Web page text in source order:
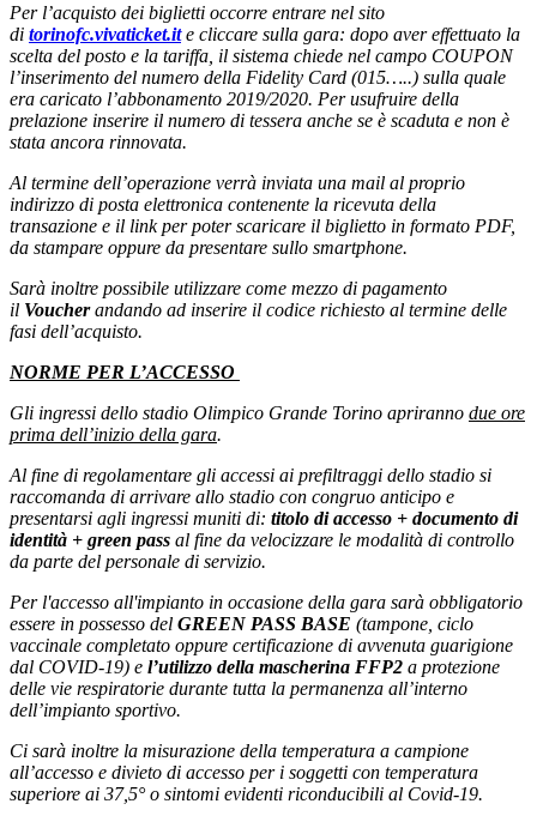
Per l’acquisto dei biglietti occorre entrare nel sito
di torinofc.vivaticket.ite cliccare sulla gara: dopo aver effettuato la
scelta del posto e la tariffa, il sistema chiede nel campo COUPON
l’inserimento del numero della Fidelity Card (015…..) sulla quale
era caricato l’abbonamento 2019/2020. Per usufruire della
prelazione inserire il numero di tessera anche se è scaduta e non è
stata ancora rinnovata.
Al termine dell’operazione verrà inviata una mail al proprio
indirizzo di posta elettronica contenente la ricevuta della
transazione e il link per poter scaricare il biglietto in formato PDF,
da stampare oppure da presentare sullo smartphone.
Sarà inoltre possibile utilizzare come mezzo di pagamento
il Voucherandando ad inserire il codice richiesto al termine delle
fasi dell’acquisto.
NORME PER L’ACCESSO
Gli ingressi dello stadio Olimpico Grande Torino apriranno due ore
prima dell’inizio della gara.
Al fine di regolamentare gli accessi ai prefiltraggi dello stadio si
raccomanda di arrivare allo stadio con congruo anticipo e
presentarsi agli ingressi muniti di: titolo di accesso + documento di
identità + green pass al fine da velocizzare le modalità di controllo
da parte del personale di servizio.
Per l'accesso all'impianto in occasione della gara sarà obbligatorio
essere in possesso del GREEN PASS BASE (tampone, ciclo
vaccinale completato oppure certificazione di avvenuta guarigione
dal COVID-19) e l’utilizzo della mascherina FFP2 a protezione
delle vie respiratorie durante tutta la permanenza all’interno
dell’impianto sportivo.
Ci sarà inoltre la misurazione della temperatura a campione
all’accesso e divieto di accesso per i soggetti con temperatura
superiore ai 37,5° o sintomi evidenti riconducibili al Covid-19.